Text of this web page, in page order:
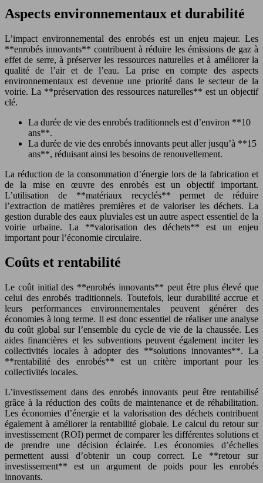
Aspects environnementaux et durabilité
L’impact environnemental des enrobés est un enjeu majeur. Les
**enrobés innovants** contribuent à réduire les émissions de gaz à
effet de serre, à préserver les ressources naturelles et à améliorer la
qualité de l’air et de l’eau. La prise en compte des aspects
environnementaux est devenue une priorité dans le secteur de la
voirie. La **préservation des ressources naturelles** est un objectif
clé.
La durée de vie des enrobés traditionnels est d’environ **10
ans**.
La durée de vie des enrobés innovants peut aller jusqu’à **15
ans**, réduisant ainsi les besoins de renouvellement.
La réduction de la consommation d’énergie lors de la fabrication et
de la mise en œuvre des enrobés est un objectif important.
L’utilisation de **matériaux recyclés** permet de réduire
l’extraction de matières premières et de valoriser les déchets. La
gestion durable des eaux pluviales est un autre aspect essentiel de la
voirie urbaine. La **valorisation des déchets** est un enjeu
important pour l’économie circulaire.
Coûts et rentabilité
Le coût initial des **enrobés innovants** peut être plus élevé que
celui des enrobés traditionnels. Toutefois, leur durabilité accrue et
leurs performances environnementales peuvent générer des
économies à long terme. Il est donc essentiel de réaliser une analyse
du coût global sur l’ensemble du cycle de vie de la chaussée. Les
aides financières et les subventions peuvent également inciter les
collectivités locales à adopter des **solutions innovantes**. La
**rentabilité des enrobés** est un critère important pour les
collectivités locales.
L’investissement dans des enrobés innovants peut être rentabilisé
grâce à la réduction des coûts de maintenance et de réhabilitation.
Les économies d’énergie et la valorisation des déchets contribuent
également à améliorer la rentabilité globale. Le calcul du retour sur
investissement (ROI) permet de comparer les différentes solutions et
de prendre une décision éclairée. Les économies d’échelles
permettent aussi d’obtenir un coup correct. Le **retour sur
investissement** est un argument de poids pour les enrobés
innovants.